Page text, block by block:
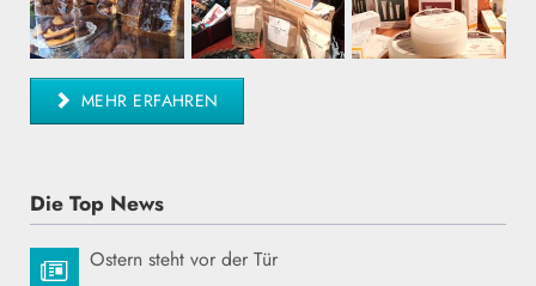
MEHR ERFAHREN
Die Top News
31.
MÄR
Ostern steht vor der Tür